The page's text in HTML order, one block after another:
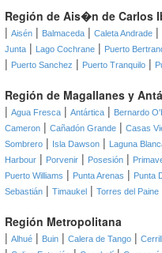
Región de Ais�n de Carlos
| Aisén | Balmaceda | Caleta Andrade |
Junta | Lago Cochrane | Puerto
| Puerto Sanchez | Puerto Tranquilo |
Región de Magallanes y
| Agua Fresca | Antártica | Bernardo
Cameron | Cañadón Grande | Casas
Sombrero | Isla Dawson | Laguna
Harbour | Porvenir | Posesión |
Puerto Williams | Punta Arenas | Punta
Sebastián | Timaukel | Torres del Paine
Región Metropolitana
| Alhué | Buin | Calera de Tango |